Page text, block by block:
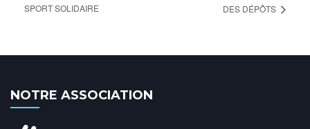
SPORT SOLIDAIRE
DES DÉPÔTS
NOTRE ASSOCIATION